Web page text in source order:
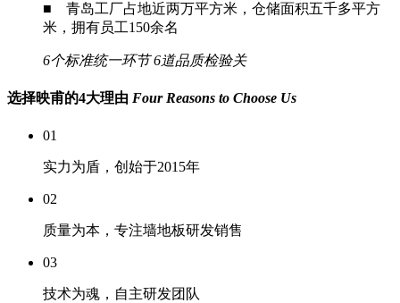
■ 青岛工厂占地近两万平方米，仓储面积五千多平方
米，拥有员工150余名
6个标准统一环节 6道品质检验关
选择映甫的4大理由 Four Reasons to Choose Us
01
实力为盾，创始于2015年
02
质量为本，专注墙地板研发销售
03
技术为魂，自主研发团队